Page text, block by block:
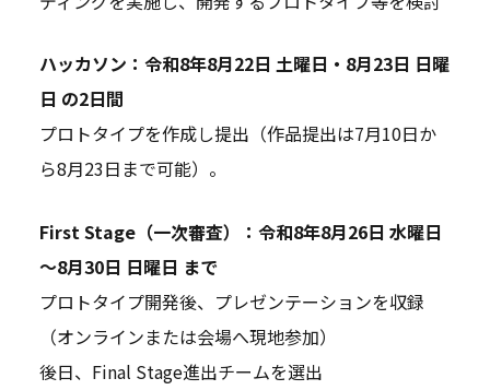
ハッカソン：令和8年8月22日 土曜日・8月23日 日曜
日 の2日間
プロトタイプを作成し提出（作品提出は7月10日か
ら8月23日まで可能）。
First Stage（一次審査）：令和8年8月26日 水曜日
～8月30日 日曜日 まで
プロトタイプ開発後、プレゼンテーションを収録
（オンラインまたは会場へ現地参加）
後日、Final Stage進出チームを選出